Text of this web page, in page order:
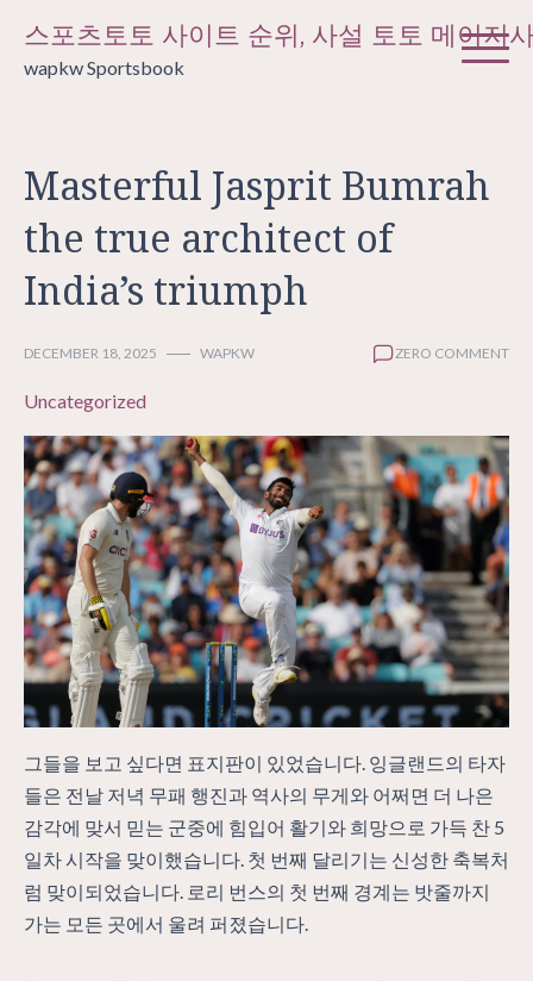
content
스포츠토토 사이트 순위, 사설 토토 메이저
wapkw Sportsbook
Masterful Jasprit Bumrah
the true architect of
India’s triumph
DECEMBER 18, 2025 WAPKW ZERO COMMENT
Uncategorized
그들을 보고 싶다면 표지판이 있었습니다. 잉글랜드의 타자
들은 전날 저녁 무패 행진과 역사의 무게와 어쩌면 더 나은
감각에 맞서 믿는 군중에 힘입어 활기와 희망으로 가득 찬 5
일차 시작을 맞이했습니다. 첫 번째 달리기는 신성한 축복처
럼 맞이되었습니다. 로리 번스의 첫 번째 경계는 밧줄까지
가는 모든 곳에서 울려 퍼졌습니다.